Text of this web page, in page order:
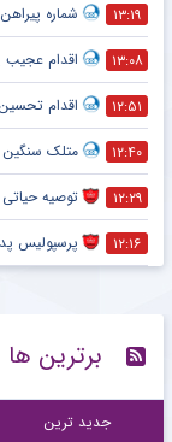
۱۳:۱۹ شماره
۱۳:۰۸ اقدام عجیب
۱۲:۵۱ اقدام تحسین
۱۲:۴۰ متلک سنگین
۱۲:۲۹ توصیه
۱۲:۱۶ پرسپولیس
برترین
جدید ترین